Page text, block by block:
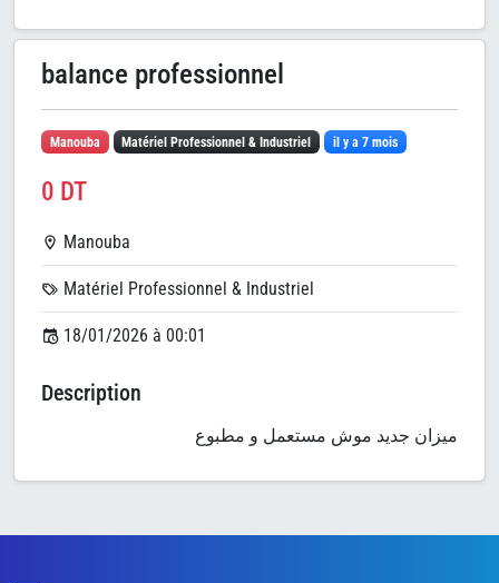
balance professionnel
Manouba Matériel Professionnel & Industriel il y a 7 mois
0 DT
Manouba
Matériel Professionnel & Industriel
18/01/2026 à 00:01
Description
ميزان جديد موش مستعمل و مطبوع